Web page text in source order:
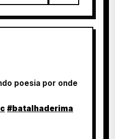
poesia por onde
#batalhaderima